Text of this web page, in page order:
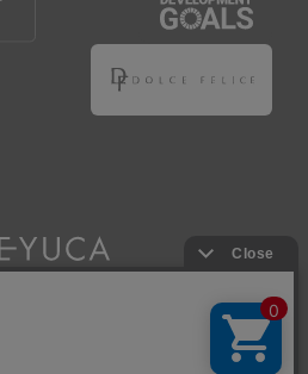
場合においても、当該会員は、
に発生した支払義務等の取引上
義務の履行責任を免れないものと
供するアプリ等でサービスを利
登録（以下「仮登録」といいま
9条のポイント付与を受けるこ
の利用は行えず、第3条1項の通り
ント利用が行えるようになりま
Co., Ltd. All Rights Reserved.